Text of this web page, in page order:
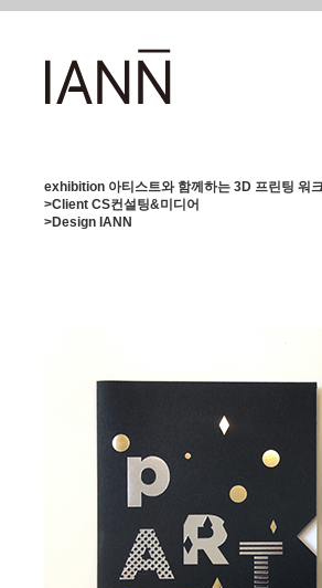
exhibition 아티스트와 함께하는 3D 프린팅 워
>Client CS컨설팅&미디어
>Design IANN